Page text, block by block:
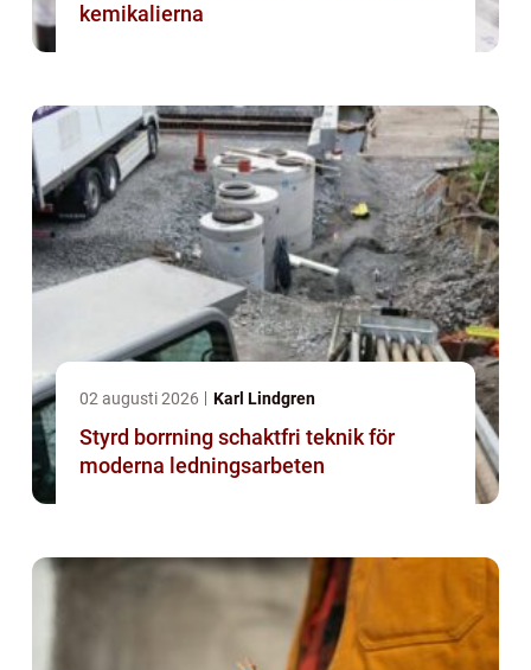
kemikalierna
02 augusti 2026 Karl Lindgren
Styrd borrning schaktfri teknik för
moderna ledningsarbeten